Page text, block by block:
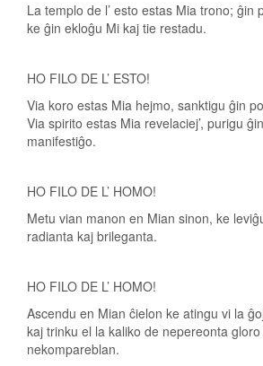
La templo de l’ esto estas Mia trono; ĝin
ke ĝin ekloĝu Mi kaj tie restadu.
HO FILO DE L’ ESTO!
Via koro estas Mia hejmo, sanktigu ĝin
Via spirito estas Mia revelaciej’, purigu
manifestiĝo.
HO FILO DE L’ HOMO!
Metu vian manon en Mian sinon, ke
radianta kaj brileganta.
HO FILO DE L’ HOMO!
Ascendu en Mian ĉielon ke atingu vi la
kaj trinku el la kaliko de nepereonta
nekompareblan.